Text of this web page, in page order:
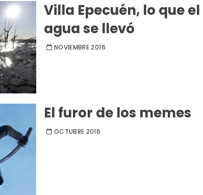
Villa Epecuén, lo que el
agua se llevó
NOVIEMBRE 2016
El furor de los memes
OCTUBRE 2016